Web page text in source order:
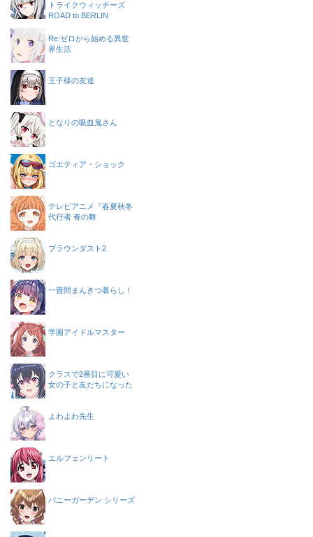
トライクウィッチーズ
ROAD to BERLIN
Re:ゼロから始める異世
界生活
王子様の友達
となりの吸血鬼さん
ゴエティア・ショック
テレビアニメ『春夏秋冬
代行者 春の舞
ブラウンダスト2
一畳間まんきつ暮らし！
学園アイドルマスター
クラスで2番目に可愛い
女の子と友だちになった
よわよわ先生
エルフェンリート
バニーガーデン シリーズ